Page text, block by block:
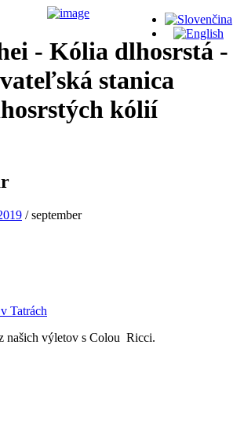
- Kólia dlhosrstá -
stanica
kólií
/september
Tatrách
našich výletov s Colou Ricci.